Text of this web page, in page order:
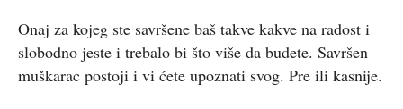
Onaj za kojeg ste savršene baš takve kakve na radost i
slobodno jeste i trebalo bi što više da budete. Savršen
muškarac postoji i vi ćete upoznati svog. Pre ili kasnije.